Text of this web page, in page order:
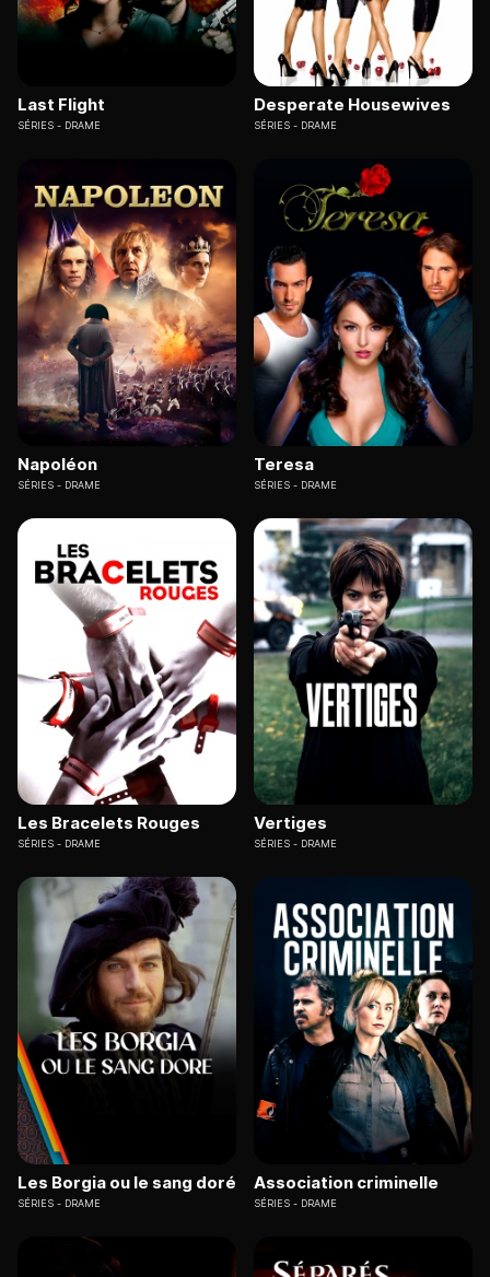
Last Flight
SÉRIES DRAME
Desperate Housewives
SÉRIES DRAME
Napoléon
SÉRIES DRAME
Teresa
SÉRIES DRAME
Les Bracelets Rouges
SÉRIES DRAME
Vertiges
SÉRIES DRAME
Les Borgia ou le sang doré
SÉRIES DRAME
Association criminelle
SÉRIES DRAME